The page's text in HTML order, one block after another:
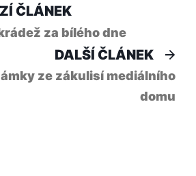
ČLÁNEKPředchozí
článek:
za bílého dne
DALŠÍ ČLÁNEK
ze zákulisí mediálního
domu